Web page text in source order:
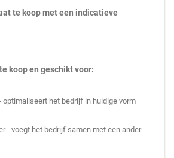
te koop met een indicatieve
koop en geschikt voor:
optimaliseert het bedrijf in huidige vorm
- voegt het bedrijf samen met een ander